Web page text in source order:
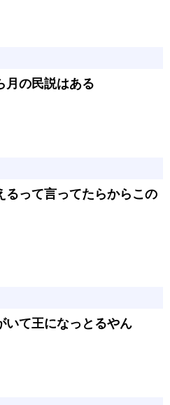
月の民説はある
るって言ってたらからこの
いて王になっとるやん